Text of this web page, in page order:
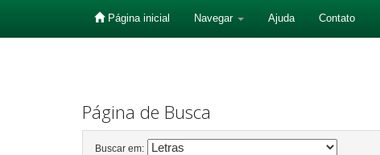
Página inicial Navegar Ajuda Contato
Página de Busca
Buscar em: